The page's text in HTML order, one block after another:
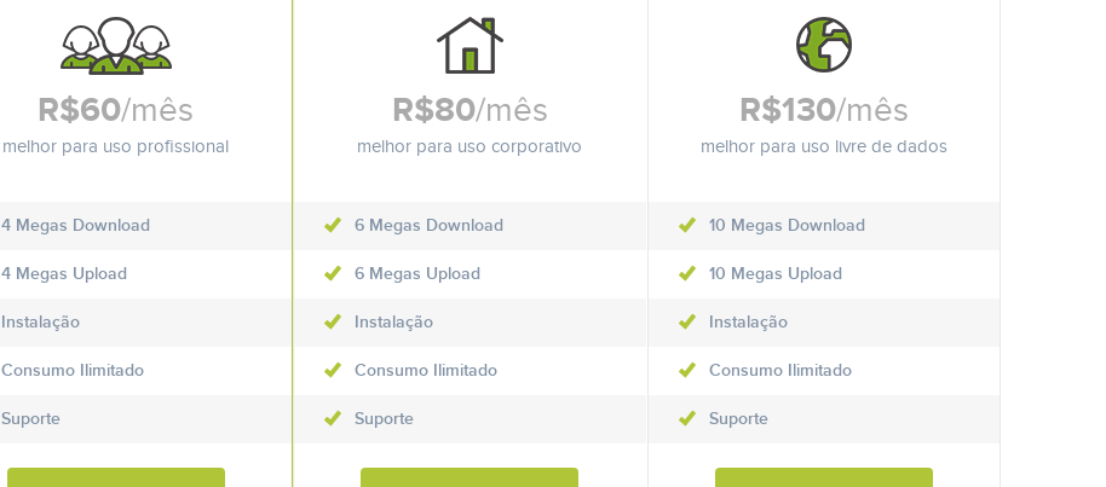
R$60/mês
melhor para uso profissional
4 Megas Download
4 Megas Upload
Instalação
Consumo Ilimitado
Suporte
R$80/mês
melhor para uso corporativo
6 Megas Download
6 Megas Upload
Instalação
Consumo Ilimitado
Suporte
R$130/mês
melhor para uso livre de dados
10 Megas Download
10 Megas Upload
Instalação
Consumo Ilimitado
Suporte